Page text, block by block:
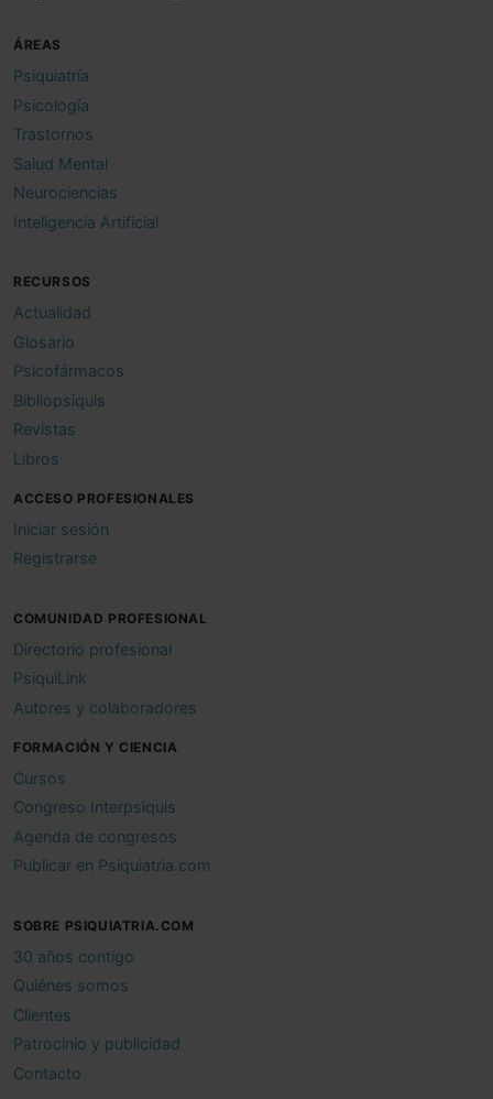
ÁREAS
Psiquiatría
Psicología
Trastornos
Salud Mental
Neurociencias
Inteligencia Artificial
RECURSOS
Actualidad
Glosario
Psicofármacos
Bibliopsiquis
Revistas
Libros
ACCESO PROFESIONALES
Iniciar sesión
Registrarse
COMUNIDAD PROFESIONAL
Directorio profesional
PsiquiLink
Autores y colaboradores
FORMACIÓN Y CIENCIA
Cursos
Congreso Interpsiquis
Agenda de congresos
Publicar en Psiquiatria.com
SOBRE PSIQUIATRIA.COM
30 años contigo
Quiénes somos
Clientes
Patrocinio y publicidad
Contacto